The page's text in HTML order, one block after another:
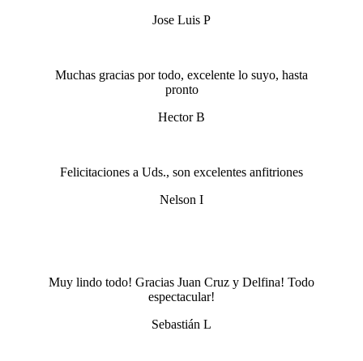
Jose Luis P
Muchas gracias por todo, excelente lo suyo, hasta
pronto
Hector B
Felicitaciones a Uds., son excelentes anfitriones
Nelson I
Muy lindo todo! Gracias Juan Cruz y Delfina! Todo
espectacular!
Sebastián L